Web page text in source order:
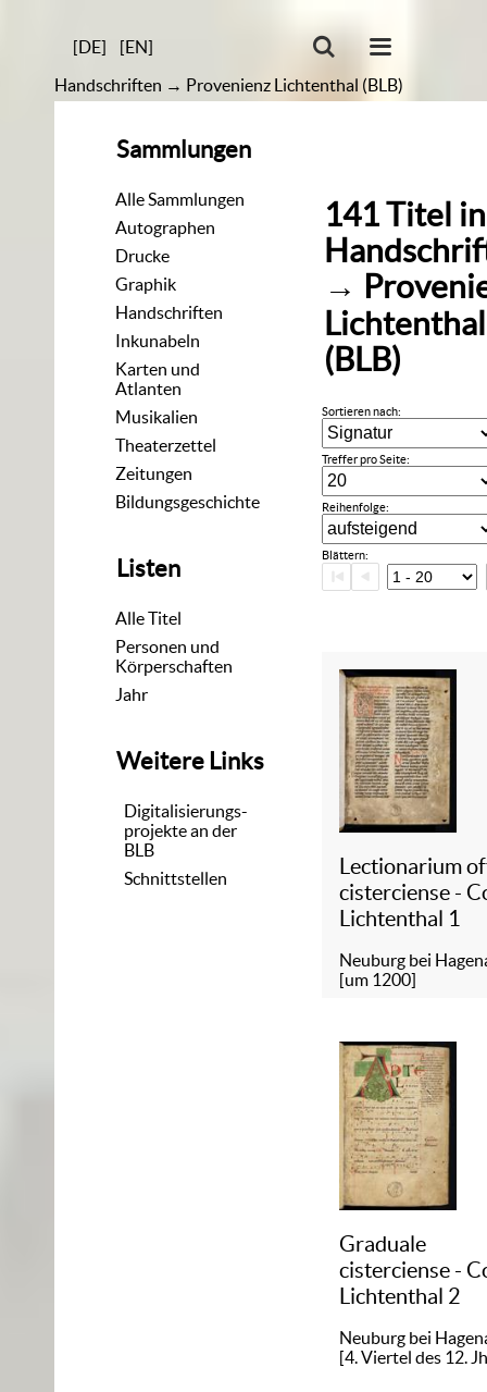
[DE]
[EN]
Handschriften → Provenienz Lichtenthal (BLB)
Sammlungen
Alle Sammlungen
Autographen
Drucke
Graphik
Handschriften
Inkunabeln
Karten und
Atlanten
Musikalien
Theaterzettel
Zeitungen
Bildungsgeschichte
Listen
Alle Titel
Personen und
Körperschaften
Jahr
Weitere Links
Digitalisierungs-
projekte an der
BLB
Schnittstellen
141Titel in
→
Lichtenthal
(BLB)
Sortieren nach:
Treffer pro Seite:
Reihenfolge:
Blättern:
Lectionarium
cisterciense -
Lichtenthal 1
Neuburg bei
[um 1200]
Graduale
cisterciense -
Lichtenthal 2
Neuburg bei
[4. Viertel des 12.